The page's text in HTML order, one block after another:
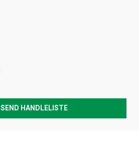
SEND HANDLELISTE